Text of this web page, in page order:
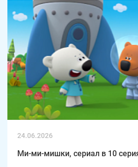
24.06.2026
Ми-ми-мишки, сериал в 10